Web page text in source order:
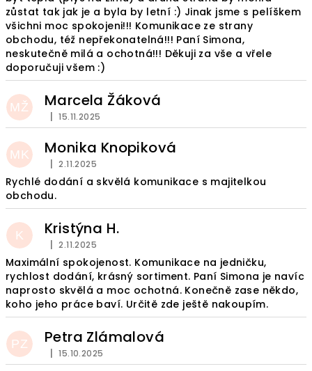
zůstat tak jak je a byla by letní :) Jinak jsme s pelíškem
všichni moc spokojeni!!! Komunikace ze strany
obchodu, též nepřekonatelná!!! Paní Simona,
neskutečně milá a ochotná!!! Děkuji za vše a vřele
doporučuji všem :)
MŽ Marcela Žáková
Hodnocení obchodu je 5 z 5 hvězdiček.
| 15.11.2025
MK Monika Knopiková
Hodnocení obchodu je 5 z 5 hvězdiček.
| 2.11.2025
Rychlé dodání a skvělá komunikace s majitelkou
obchodu.
K Kristýna H.
Hodnocení obchodu je 5 z 5 hvězdiček.
| 2.11.2025
Maximální spokojenost. Komunikace na jedničku,
rychlost dodání, krásný sortiment. Paní Simona je navíc
naprosto skvělá a moc ochotná. Konečně zase někdo,
koho jeho práce baví. Určitě zde ještě nakoupím.
PZ Petra Zlámalová
Hodnocení obchodu je 5 z 5 hvězdiček.
| 15.10.2025